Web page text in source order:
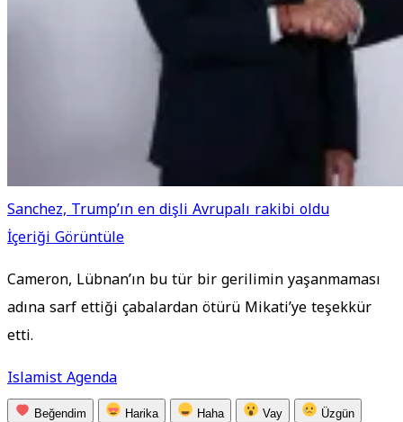
Sanchez, Trump’ın en dişli Avrupalı rakibi oldu
İçeriği Görüntüle
Cameron, Lübnan’ın bu tür bir gerilimin yaşanmaması
adına sarf ettiği çabalardan ötürü Mikati’ye teşekkür
etti.
Islamist Agenda
Beğendim Harika Haha Vay Üzgün